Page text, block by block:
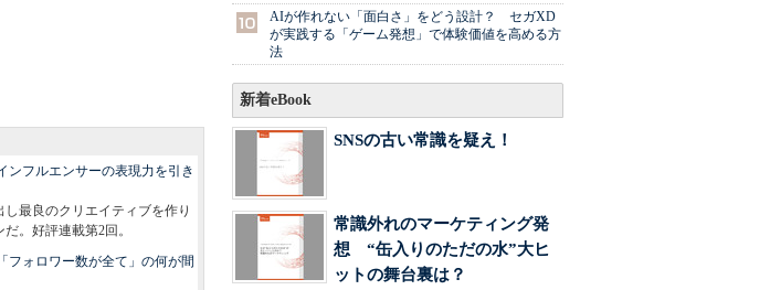
ンフルエンサーの表現力を引き
最良のクリエイティブを作り
。好評連載第2回。
フォロワー数が全て」の何が間
AIが作れない「面白さ」をどう設計？ セガXD
が実践する「ゲーム発想」で体験価値を高める方
法
新着eBook
SNSの古い常識を疑え！
常識外れのマーケティング発
想 “缶入りのただの水”大ヒ
ットの舞台裏は？